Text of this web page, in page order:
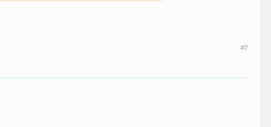
#7